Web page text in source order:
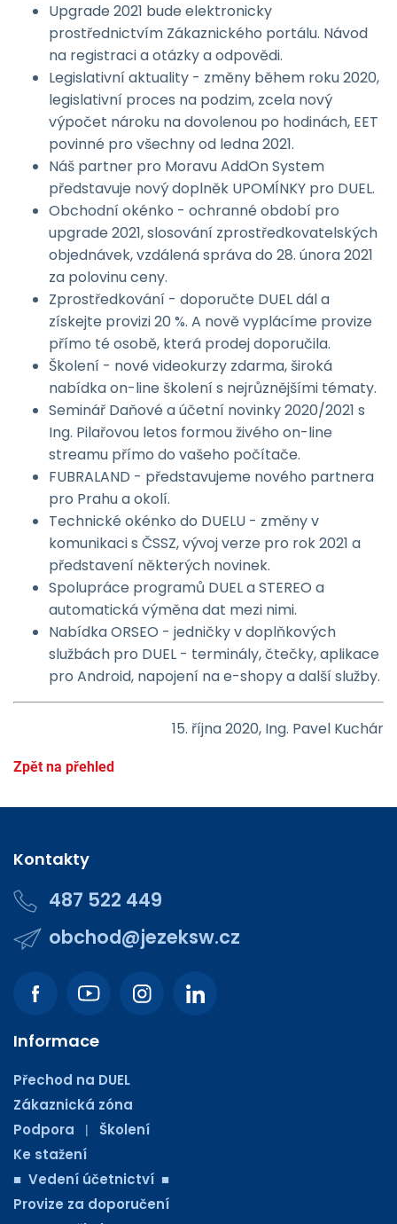
Upgrade 2021 bude elektronicky
prostřednictvím Zákaznického portálu. Návod
na registraci a otázky a odpovědi.
Legislativní aktuality - změny během roku 2020,
legislativní proces na podzim, zcela nový
výpočet nároku na dovolenou po hodinách, EET
povinné pro všechny od ledna 2021.
Náš partner pro Moravu AddOn System
představuje nový doplněk UPOMÍNKY pro DUEL.
Obchodní okénko - ochranné období pro
upgrade 2021, slosování zprostředkovatelských
objednávek, vzdálená správa do 28. února 2021
za polovinu ceny.
Zprostředkování - doporučte DUEL dál a
získejte provizi 20 %. A nově vyplácíme provize
přímo té osobě, která prodej doporučila.
Školení - nové videokurzy zdarma, široká
nabídka on-line školení s nejrůznějšími tématy.
Seminář Daňové a účetní novinky 2020/2021 s
Ing. Pilařovou letos formou živého on-line
streamu přímo do vašeho počítače.
FUBRALAND - představujeme nového partnera
pro Prahu a okolí.
Technické okénko do DUELU - změny v
komunikaci s ČSSZ, vývoj verze pro rok 2021 a
představení některých novinek.
Spolupráce programů DUEL a STEREO a
automatická výměna dat mezi nimi.
Nabídka ORSEO - jedničky v doplňkových
službách pro DUEL - terminály, čtečky, aplikace
pro Android, napojení na e-shopy a další služby.
15. října 2020, Ing. Pavel Kuchár
Zpět na přehled
Kontakty
487 522 449
obchod@jezeksw.cz
Informace
Přechod na DUEL
Zákaznická zóna
Podpora
| Školení
Ke stažení
■ Vedení účetnictví ■
Provize za doporučení